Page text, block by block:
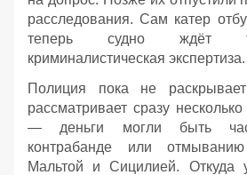
расследования. Сам катер
теперь судно ждёт
криминалистическая экспертиза.
Полиция пока не
рассматривает сразу
— деньги могли быть
контрабанде или
Мальтой и Сицилией. Откуда